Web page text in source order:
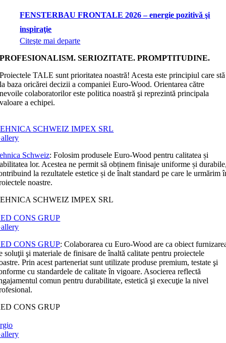
FENSTERBAU FRONTALE 2026 – energie pozitivă şi
inspiraţie
Citeşte mai departe
PROFESIONALISM. SERIOZITATE. PROMPTITUDINE.
Proiectele TALE sunt prioritatea noastră! Acesta este principiul care stă
la baza oricărei decizii a companiei Euro-Wood. Orientarea către
nevoile colaboratorilor este politica noastră şi reprezintă principala
valoare a echipei.
SCHWEIZ IMPEX SRL
Schweiz: Folosim produsele Euro-Wood pentru calitatea și
lor. Acestea ne permit să obținem finisaje uniforme și
la rezultatele estetice și de înalt standard pe care le urmărim
noastre.
SCHWEIZ IMPEX SRL
CONS GRUP
CONS GRUP: Colaborarea cu Euro-Wood are ca obiect
soluţii şi materiale de finisare de înaltă calitate pentru proiectele
Prin acest parteneriat sunt utilizate produse premium, testate şi
cu standardele de calitate în vigoare. Asocierea reflectă
comun pentru durabilitate, estetică şi execuţie la nivel
CONS GRUP